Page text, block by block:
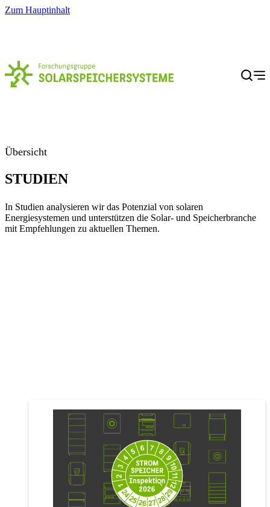
Zum Hauptinhalt
Menü
Übersicht
STUDIEN
In Studien analysieren wir das Potenzial von solaren
Energiesystemen und unterstützen die Solar- und Speicherbranche
mit Empfehlungen zu aktuellen Themen.